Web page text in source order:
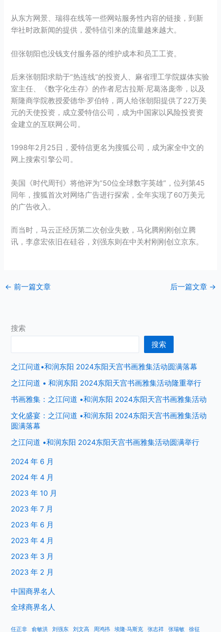
从东方网景、瑞得在线等一些网站服务性内容的链接，到 新
华社时政新闻的提供，爱特信引来的流量越来越大。
但张朝阳也没钱支付服务器的维护成本和员工工资。
后来张朝阳求助于“热连线”的投资人、 麻省理工学院媒体实验
室主任、《数字化生存》的作者尼古拉斯·尼葛洛庞帝 ，以及
斯隆商学院教授爱德华·罗伯特，两人给张朝阳提供了22万美
元的天使投资，成立爱特信公司，成为中国家以风险投资资
金建立的互联网公司。
1998年2月25日，爱特信更名为搜狐公司，成为家全中文的
网上搜索引擎公司。
美国《时代周刊》将他评为“50位全球数字英雄”，位列第45
同年，搜狐首次对网络广告进行探索，全年实现了60万美元
的广告收入。
而当时，马云正经历第二次创业失败，马化腾刚刚创立腾
讯，李彦宏依旧在硅谷 ，刘强东则在中关村刚刚创立京东。
← 前一篇文章 后一篇文章 →
搜索
搜索
之江问道•和润东阳 2024东阳天宫书画雅集活动圆满落幕
之江问道 • 和润东阳 2024东阳天宫书画雅集活动隆重举行
书画雅集：之江问道 •和润东阳 2024东阳天宫书画雅集活动
文化盛宴：之江问道 •和润东阳 2024东阳天宫书画雅集活动
圆满落幕
之江问道 •和润东阳 2024东阳天宫书画雅集活动圆满举行
2024 年 6 月
2024 年 4 月
2023 年 10 月
2023 年 7 月
2023 年 6 月
2023 年 4 月
2023 年 3 月
2023 年 2 月
中国商界名人
全球商界名人
任正非 俞敏洪 刘强东 刘文高 周鸿祎 埃隆·马斯克 张志祥 张瑞敏 徐征